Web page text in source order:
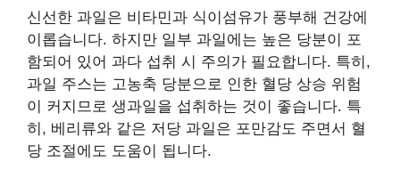
신선한 과일은 비타민과 식이섬유가 풍부해 건강에
이롭습니다. 하지만 일부 과일에는 높은 당분이 포
함되어 있어 과다 섭취 시 주의가 필요합니다. 특히,
과일 주스는 고농축 당분으로 인한 혈당 상승 위험
이 커지므로 생과일을 섭취하는 것이 좋습니다. 특
히, 베리류와 같은 저당 과일은 포만감도 주면서 혈
당 조절에도 도움이 됩니다.